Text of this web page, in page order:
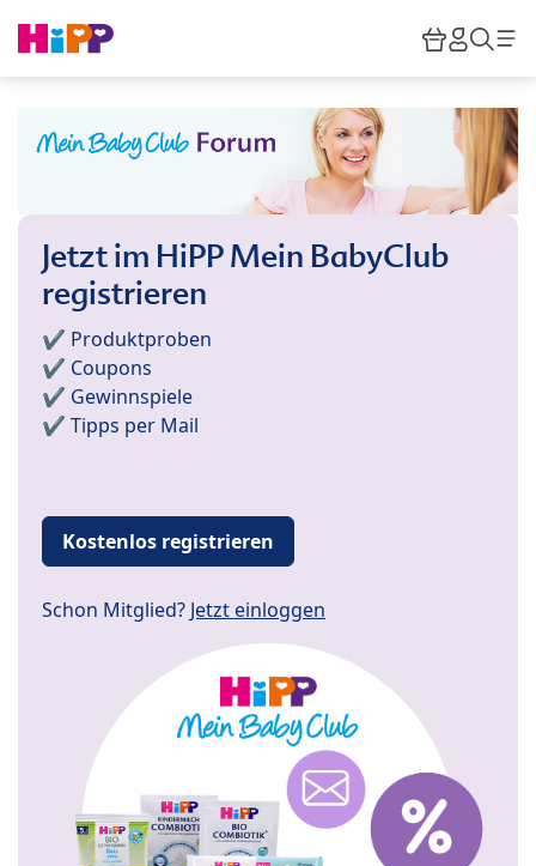
HiPP
Jetzt im HiPP Mein BabyClub
registrieren
✔️ Produktproben
✔️ Coupons
✔️ Gewinnspiele
✔️ Tipps per Mail
Kostenlos registrieren
Schon Mitglied? Jetzt einloggen